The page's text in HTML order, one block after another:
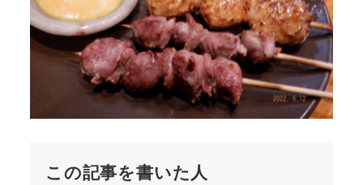
この記事を書いた人